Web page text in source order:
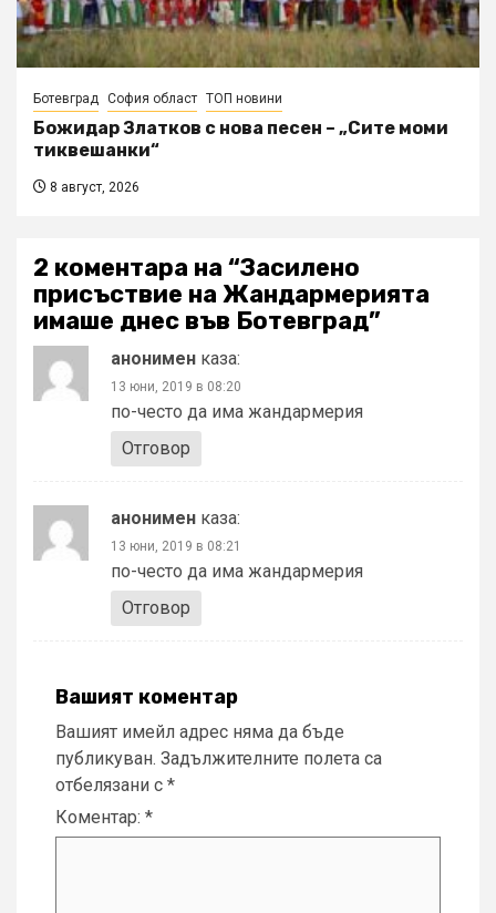
Ботевград София област ТОП новини
Божидар Златков с нова песен – „Сите моми
тиквешанки“
8 август, 2026
2 коментара на “Засилено
присъствие на Жандармерията
имаше днес във Ботевград”
анонимен каза:
13 юни, 2019 в 08:20
по-често да има жандармерия
Отговор
анонимен каза:
13 юни, 2019 в 08:21
по-често да има жандармерия
Отговор
Вашият коментар
Вашият имейл адрес няма да бъде
публикуван. Задължителните полета са
отбелязани с *
Коментар: *